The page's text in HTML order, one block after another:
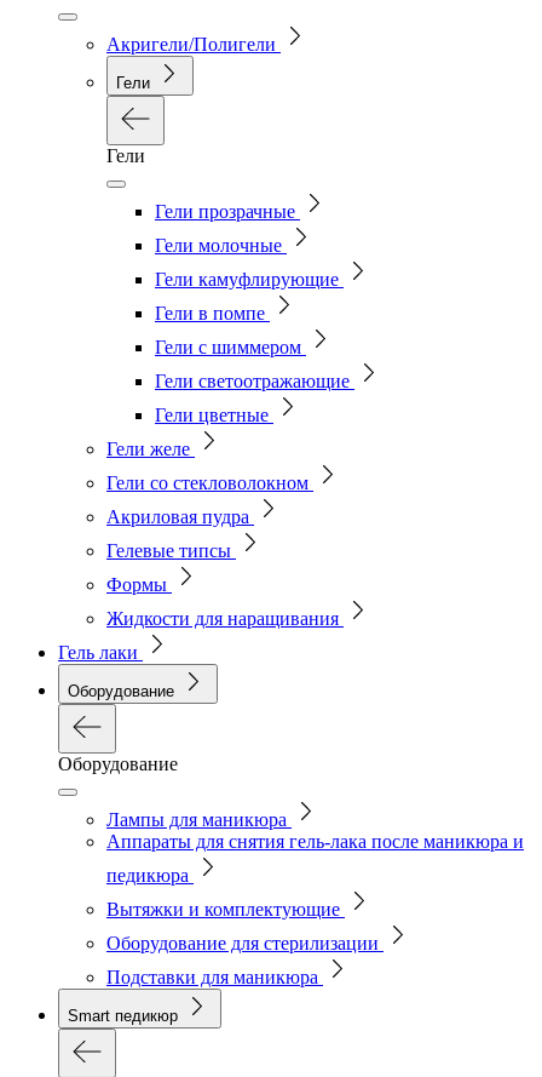
Акригели/Полигели
Гели
Гели
Гели прозрачные
Гели молочные
Гели камуфлирующие
Гели в помпе
Гели с шиммером
Гели светоотражающие
Гели цветные
Гели желе
Гели со стекловолокном
Акриловая пудра
Гелевые типсы
Формы
Жидкости для наращивания
Гель лаки
Оборудование
Оборудование
Лампы для маникюра
Аппараты для снятия гель-лака после маникюра и
педикюра
Вытяжки и комплектующие
Оборудование для стерилизации
Подставки для маникюра
Smart педикюр